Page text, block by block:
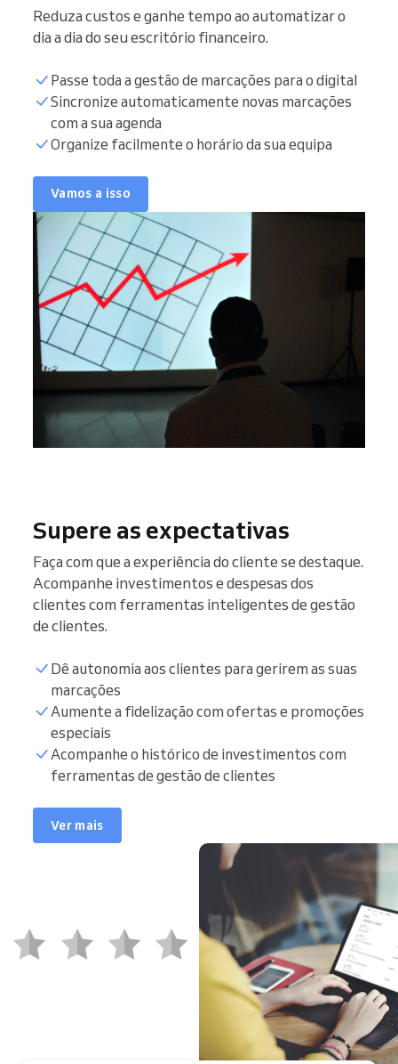
Reduza custos e ganhe tempo ao automatizar o
dia a dia do seu escritório financeiro.
Passe toda a gestão de marcações para o digital
Sincronize automaticamente novas marcações
com a sua agenda
Organize facilmente o horário da sua equipa
Vamos a isso
Supere as expectativas
Faça com que a experiência do cliente se destaque.
Acompanhe investimentos e despesas dos
clientes com ferramentas inteligentes de gestão
de clientes.
Dê autonomia aos clientes para gerirem as suas
marcações
Aumente a fidelização com ofertas e promoções
especiais
Acompanhe o histórico de investimentos com
ferramentas de gestão de clientes
Ver mais